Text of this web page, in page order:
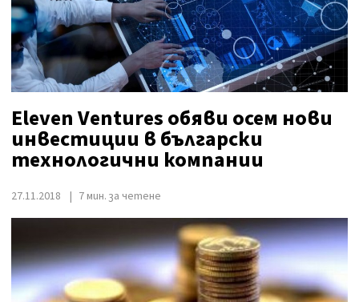
Eleven Ventures обяви осем нови
инвестиции в български
технологични компании
27.11.2018 7 мин. за четене